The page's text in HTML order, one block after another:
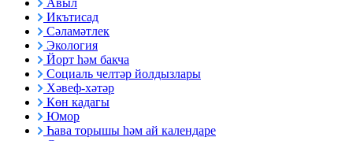
Авыл
Икътисад
Сәламәтлек
Экология
Йорт һәм бакча
Социаль челтәр йолдызлары
Хәвеф-хәтәр
Көн кадагы
Юмор
Һава торышы һәм ай календаре